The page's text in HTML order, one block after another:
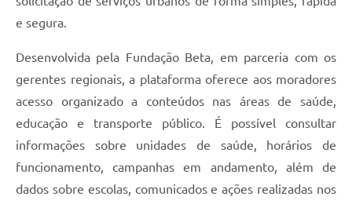
e segura.
Desenvolvida pela Fundação Beta, em parceria com os
gerentes regionais, a plataforma oferece aos moradores
acesso organizado a conteúdos nas áreas de saúde,
educação e transporte público. É possível consultar
informações sobre unidades de saúde, horários de
funcionamento, campanhas em andamento, além de
dados sobre escolas, comunicados e ações realizadas nos